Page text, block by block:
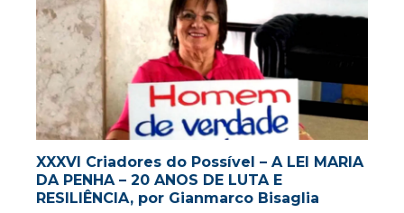
XXXVI Criadores do Possível – A LEI MARIA
DA PENHA – 20 ANOS DE LUTA E
RESILIÊNCIA, por Gianmarco Bisaglia